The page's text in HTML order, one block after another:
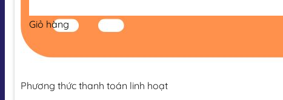
Giỏ hàng
Phương thức thanh toán linh hoạt